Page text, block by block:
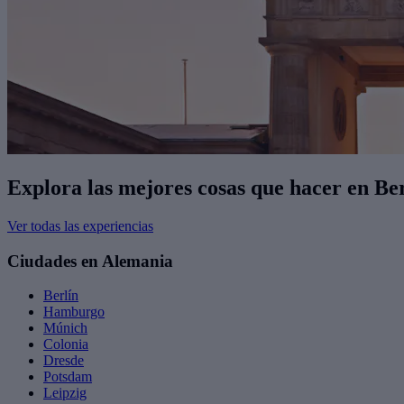
Explora las mejores cosas que hacer en
Ver todas las experiencias
Ciudades en Alemania
Berlín
Hamburgo
Múnich
Colonia
Dresde
Potsdam
Leipzig